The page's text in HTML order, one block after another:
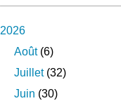
2026
Août(6)
Juillet(32)
Juin (30)